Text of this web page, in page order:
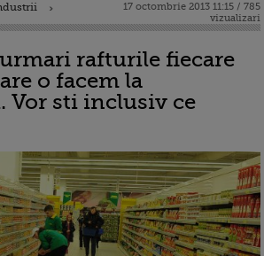
17 octombrie 2013 11:15 / 785
vizualizari
rafturile fiecare
o facem la
Vor sti inclusiv ce